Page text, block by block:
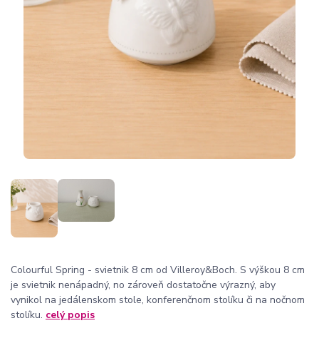
Colourful Spring - svietnik 8 cm od Villeroy&Boch. S výškou 8 cm
je svietnik nenápadný, no zároveň dostatočne výrazný, aby
vynikol na jedálenskom stole, konferenčnom stolíku či na nočnom
stolíku. celý popis